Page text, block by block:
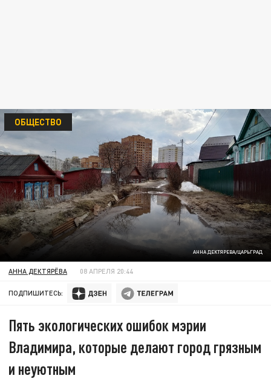
АННА ДЕКТЯРЕВА/ЦАРЬГРАД
ОБЩЕСТВО
АННА ДЕКТЯРЁВА 08 АПРЕЛЯ 20:44
ПОДПИШИТЕСЬ:
Пять экологических ошибок мэрии
Владимира, которые делают город грязным
и неуютным